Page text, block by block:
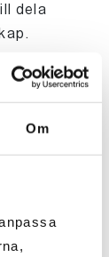
Om
dela
en